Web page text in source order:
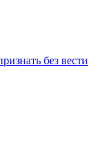
без вести